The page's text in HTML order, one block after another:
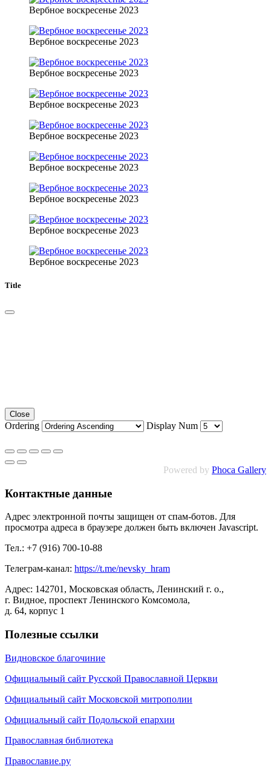
Вербное воскресенье 2023
Вербное воскресенье 2023
Вербное воскресенье 2023
Вербное воскресенье 2023
Вербное воскресенье 2023
Вербное воскресенье 2023
Вербное воскресенье 2023
Вербное воскресенье 2023
Вербное воскресенье 2023
Title
Close
Ordering Display Num
Powered by Phoca Gallery
Контактные данные
Адрес электронной почты защищен от спам-ботов. Для
просмотра адреса в браузере должен быть включен Javascript.
Тел.: +7 (916) 700-10-88
Телеграм-канал: https://t.me/nevsky_hram
Адрес: 142701, Московская область, Ленинский г. о.,
г. Видное, проспект Ленинского Комсомола,
д. 64, корпус 1
Полезные ссылки
Видновское благочиние
Официальный сайт Русской Православной Церкви
Официальный сайт Московской митрополии
Официальный сайт Подольской епархии
Православная библиотека
Православие.ру